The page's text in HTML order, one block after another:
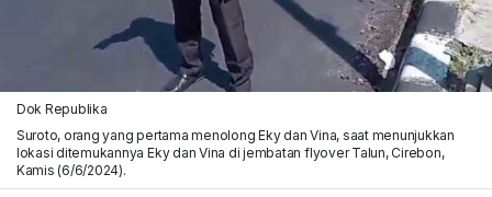
Dok Republika
Suroto, orang yang pertama menolong Eky dan Vina, saat menunjukkan
lokasi ditemukannya Eky dan Vina di jembatan flyover Talun, Cirebon,
Kamis (6/6/2024).